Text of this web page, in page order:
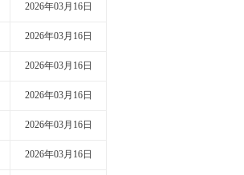
2026年03月16日
2026年03月16日
2026年03月16日
2026年03月16日
2026年03月16日
2026年03月16日